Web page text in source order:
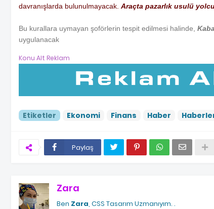
davranışlarda bulunulmayacak. Araçta pazarlık usulü
Bu kurallara uymayan şoförlerin tespit edilmesi halinde,
uygulanacak
Konu Alt Reklam
Etiketler Ekonomi Finans Haber
Paylaş
Zara
Ben Zara , CSS Tasarım Uzmanıyım. .